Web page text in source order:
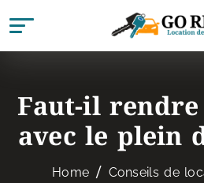
Faut-il
avec le plein
Home Conseils de